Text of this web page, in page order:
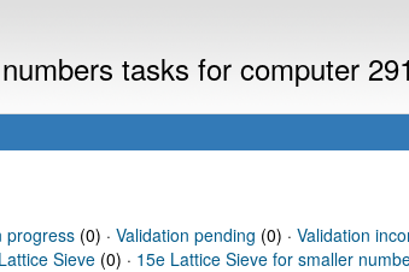
tasks for computer
progress(0) · Validation pending (0) · Validation
Sieve (0) · 15e Lattice Sieve for smaller